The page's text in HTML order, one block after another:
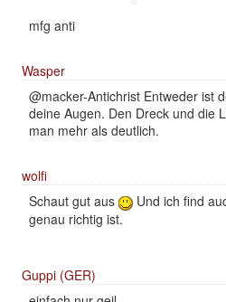
mfg anti
Wasper
@macker-Antichrist Entweder ist
deine Augen. Den Dreck und die
man mehr als deutlich.
wolfi
Schaut gut aus
Und ich find
genau richtig ist.
Guppi (GER)